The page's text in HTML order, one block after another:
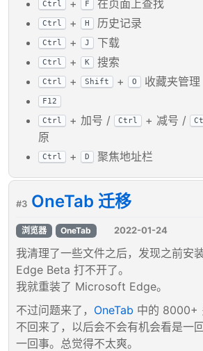
Ctrl + F 在页面上查找
Ctrl + H 历史记录
Ctrl + J 下载
Ctrl + K 搜索
Ctrl + Shift + O 收藏夹管理
F12
Ctrl + 加号 / Ctrl + 减号 /
原
Ctrl + D 聚焦地址栏
#3 OneTab 迁移
浏览器 OneTab 2022-01-24
我清理了一些文件之后，发现之前安
Edge Beta 打不开了。
我就重装了 Microsoft Edge。
不过问题来了， OneTab 中的 8000+
不回来了，以后会不会有机会看是一
一回事。总觉得不太爽。